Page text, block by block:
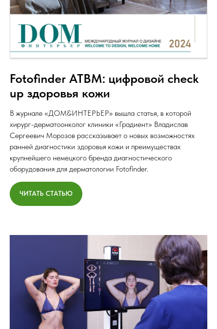
Fotofinder ATBM: цифровой check
up здоровья кожи
В журнале «ДОМ&ИНТЕРЬЕР» вышла статья, в которой
хирург-дерматоонколог клиники «Градиент» Владислав
Сергеевич Морозов рассказывает о новых возможностях
ранней диагностики здоровья кожи и преимуществах
крупнейшего немецкого бренда диагностического
оборудования для дерматологии Fotofinder.
ЧИТАТЬ СТАТЬЮ